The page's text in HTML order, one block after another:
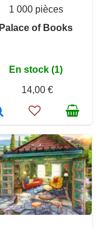
1 000 pièces
Palace of Books
En stock (1)
14,00 €